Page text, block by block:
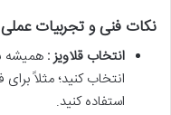
نکات فنی و تجربیات عملی
انتخاب قلاویز : همیشه
انتخاب کنید؛ مثلاً
استفاده کنید.